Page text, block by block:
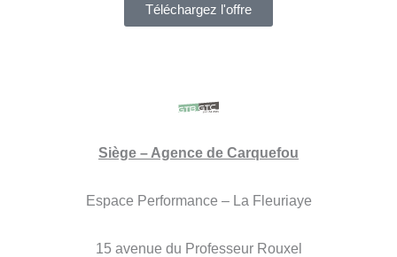
Téléchargez l'offre
Siège – Agence de Carquefou
Espace Performance – La Fleuriaye
15 avenue du Professeur Rouxel